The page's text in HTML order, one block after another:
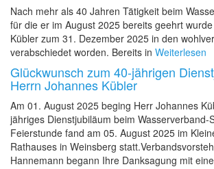
Nach mehr als 40 Jahren Tätigkeit beim
für die er im August 2025 bereits geehrt
Kübler zum 31. Dezember 2025 in den
verabschiedet worden. Bereits in Weiterlesen
Glückwunsch zum 40-jährigen
Herrn Johannes Kübler
Am 01. August 2025 beging Herr Johannes
jähriges Dienstjubiläum beim Wasserverband-
Feierstunde fand am 05. August 2025 im
Rathauses in Weinsberg
Hannemann begann Ihre Danksagung mit